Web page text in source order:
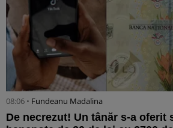
08:06 • Fundeanu Madalina
De necrezut! Un tânăr s-a oferit